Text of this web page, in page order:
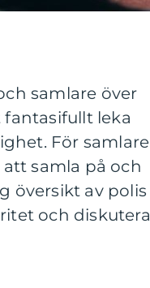
samlare över
fantasifullt leka
För samlare
samla på och
översikt av polis
och diskutera